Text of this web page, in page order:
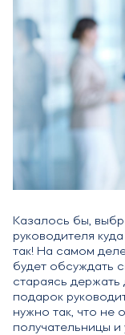
Казалось бы,
руководителя
так! На самом
будет обсуждать
стараясь
подарок
нужно так, что не
получательницы